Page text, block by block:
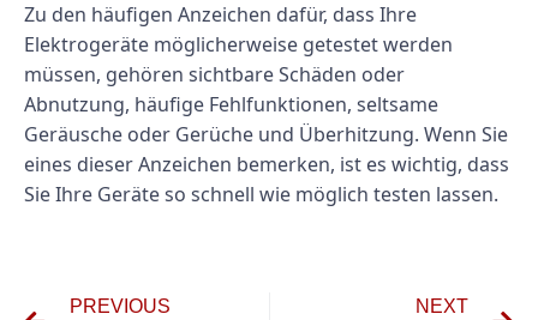
Zu den häufigen Anzeichen dafür, dass Ihre
Elektrogeräte möglicherweise getestet werden
müssen, gehören sichtbare Schäden oder
Abnutzung, häufige Fehlfunktionen, seltsame
Geräusche oder Gerüche und Überhitzung. Wenn Sie
eines dieser Anzeichen bemerken, ist es wichtig, dass
Sie Ihre Geräte so schnell wie möglich testen lassen.
PREVIOUS NEXT